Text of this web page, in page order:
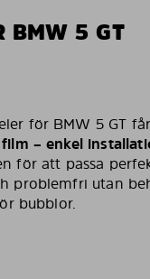
BMW 5 GT
för BMW 5 GT
– enkel
för att passa
problemfri utan
bubblor.